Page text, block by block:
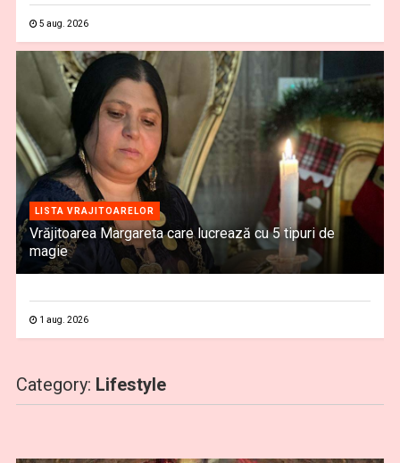
5 aug. 2026
LISTA VRAJITOARELOR
Vrăjitoarea Margareta care lucrează cu 5 tipuri de
magie
1 aug. 2026
Category: Lifestyle